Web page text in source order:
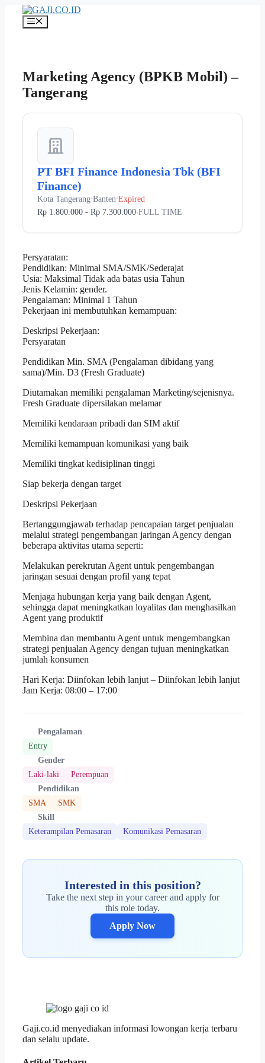
Langsung
Menu
Marketing Agency (BPKB Mobil) –
Tangerang
PT BFI Finance Indonesia Tbk (BFI
Finance)
Kota Tangerang•Banten•Expired
Rp 1.800.000 - Rp 7.300.000•FULL TIME
Persyaratan:
Pendidikan: Minimal SMA/SMK/Sederajat
Usia: Maksimal Tidak ada batas usia Tahun
Jenis Kelamin: gender.
Pengalaman: Minimal 1 Tahun
Pekerjaan ini membutuhkan kemampuan:
Deskripsi Pekerjaan:
Persyaratan
Pendidikan Min. SMA (Pengalaman dibidang yang
sama)/Min. D3 (Fresh Graduate)
Diutamakan memiliki pengalaman Marketing/sejenisnya.
Fresh Graduate dipersilakan melamar
Memiliki kendaraan pribadi dan SIM aktif
Memiliki kemampuan komunikasi yang baik
Memiliki tingkat kedisiplinan tinggi
Siap bekerja dengan target
Deskripsi Pekerjaan
Bertanggungjawab terhadap pencapaian target penjualan
melalui strategi pengembangan jaringan Agency dengan
beberapa aktivitas utama seperti:
Melakukan perekrutan Agent untuk pengembangan
jaringan sesuai dengan profil yang tepat
Menjaga hubungan kerja yang baik dengan Agent,
sehingga dapat meningkatkan loyalitas dan menghasilkan
Agent yang produktif
Membina dan membantu Agent untuk mengembangkan
strategi penjualan Agency dengan tujuan meningkatkan
jumlah konsumen
Hari Kerja: Diinfokan lebih lanjut – Diinfokan lebih lanjut
Jam Kerja: 08:00 – 17:00
Pengalaman
Entry
Gender
Laki-laki
Perempuan
Pendidikan
SMA
SMK
Skill
Keterampilan Pemasaran
Komunikasi Pemasaran
Interested in this position?
Take the next step in your career and apply for
this role today.
Apply Now
Gaji.co.id menyediakan informasi lowongan kerja terbaru
dan selalu update.